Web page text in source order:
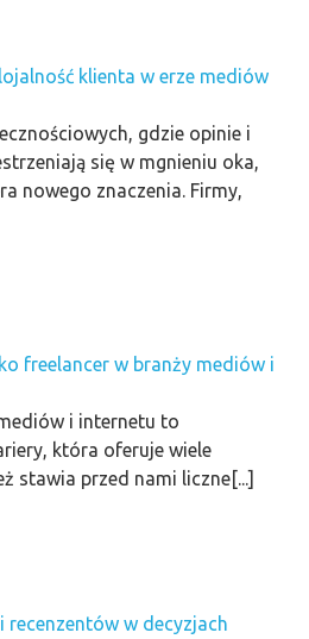
klienta w erze mediów
gdzie opinie i
się w mgnieniu oka,
nowego znaczenia. Firmy,
freelancer w branży mediów i
i internetu to
która oferuje wiele
stawia przed nami liczne[...]
recenzentów w decyzjach